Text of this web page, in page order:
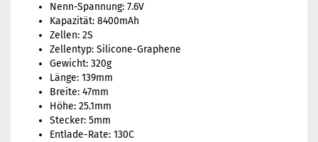
Nenn-Spannung: 7.6V
Kapazität: 8400mAh
Zellen: 2S
Zellentyp: Silicone-Graphene
Gewicht: 320g
Länge: 139mm
Breite: 47mm
Höhe: 25.1mm
Stecker: 5mm
Entlade-Rate: 130C